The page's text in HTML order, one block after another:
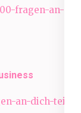
fragen-an-
an-dich-teil-